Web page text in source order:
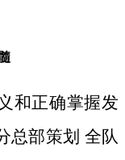
和正确掌握发
总部策划 全队